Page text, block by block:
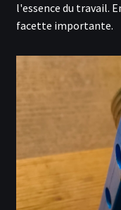
l'essence du travail.
facette importante.